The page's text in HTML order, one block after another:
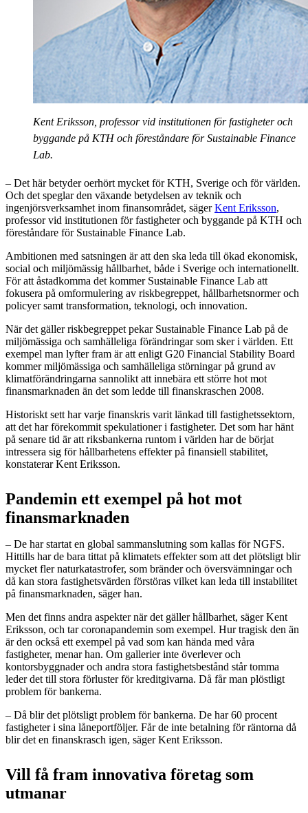
Kent Eriksson, professor vid institutionen för fastigheter och
byggande på KTH och föreståndare för Sustainable Finance
Lab.
– Det här betyder oerhört mycket för KTH, Sverige och för världen.
Och det speglar den växande betydelsen av teknik och
ingenjörsverksamhet inom finansområdet, sägerKent Eriksson,
professor vid institutionen för fastigheter och byggande på KTH och
föreståndare för Sustainable Finance Lab.
Ambitionen med satsningen är att den ska leda till ökad ekonomisk,
social och miljömässig hållbarhet, både i Sverige och internationellt.
För att åstadkomma det kommer Sustainable Finance Lab att
fokusera på omformulering av riskbegreppet, hållbarhetsnormer och
policyer samt transformation, teknologi, och innovation.
När det gäller riskbegreppet pekar Sustainable Finance Lab på de
miljömässiga och samhälleliga förändringar som sker i världen. Ett
exempel man lyfter fram är att enligt G20 Financial Stability Board
kommer miljömässiga och samhälleliga störningar på grund av
klimatförändringarna sannolikt att innebära ett större hot mot
finansmarknaden än det som ledde till finanskraschen 2008.
Historiskt sett har varje finanskris varit länkad till fastighetssektorn,
att det har förekommit spekulationer i fastigheter. Det som har hänt
på senare tid är att riksbankerna runtom i världen har de börjat
intressera sig för hållbarhetens effekter på finansiell stabilitet,
konstaterar Kent Eriksson.
Pandemin ett exempel på hot mot
finansmarknaden
– De har startat en global sammanslutning som kallas för NGFS.
Hittills har de bara tittat på klimatets effekter som att det plötsligt blir
mycket fler naturkatastrofer, som bränder och översvämningar och
då kan stora fastighetsvärden förstöras vilket kan leda till instabilitet
på finansmarknaden, säger han.
Men det finns andra aspekter när det gäller hållbarhet, säger Kent
Eriksson, och tar coronapandemin som exempel. Hur tragisk den än
är den också ett exempel på vad som kan hända med våra
fastigheter, menar han. Om gallerier inte överlever och
kontorsbyggnader och andra stora fastighetsbestånd står tomma
leder det till stora förluster för kreditgivarna. Då får man plöstligt
problem för bankerna.
– Då blir det plötsligt problem för bankerna. De har 60 procent
fastigheter i sina låneportföljer. Får de inte betalning för räntorna då
blir det en finanskrasch igen, säger Kent Eriksson.
Vill få fram innovativa företag som
utmanar